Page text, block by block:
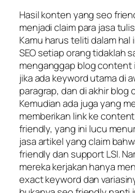
Hasil konten yang seo
menjadi claim para jasa
Kamu harus teliti dalam hal
SEO setiap orang tidaklah
menganggap blog content
jika ada keyword utama di
paragrap, dan di akhir blog
Kemudian ada juga yang
memberikan link ke
friendly, yang ini lucu
jasa artikel yang claim
friendly dan support LSI.
mereka kerjakan hanya
exact keyword dan